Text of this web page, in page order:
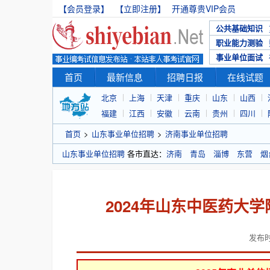
【会员登录】 【立即注册】 开通尊贵VIP会员
公共基础知识
职业能力测验
事业单位面试
首页 最新信息 招聘日报 在线试题
北京 上海 天津 重庆 山东 山西
福建
江西 安徽 云南 贵州 四川
首页 > 山东事业单位招聘 > 济南事业单位招聘
山东事业单位招聘 各市直达： 济南 青岛 淄博 东营
2024年山东中医药大
发布